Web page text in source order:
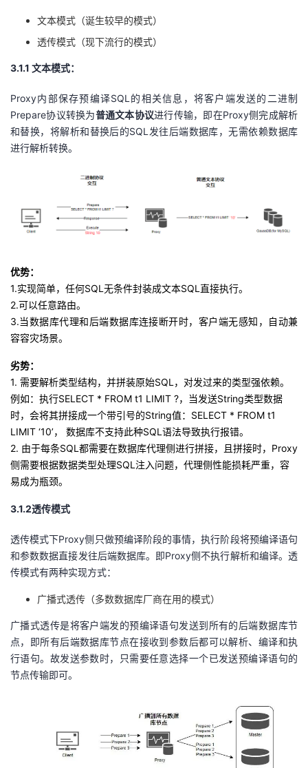
文本模式（诞生较早的模式）
透传模式（现下流行的模式）
3.1.1 文本模式：
Proxy内部保存预编译SQL 的相关信息，将客户端发送的二进制
Prepare协议转换为普通文本协议进行传输，即在Proxy侧完成解析
和替换，将解析和替换后的SQL 发往后端数据库，无需依赖数据库
进行解析转换。
优势：
1.实现简单，任何SQL 无条件封装成文本SQL 直接执行。
2.可以任意路由。
3.当数据库代理和后端数据库连接断开时，客户端无感知，自动兼
容容灾场景。
劣势：
1. 需要解析类型结构，并拼装原始SQL ，对发过来的类型强依赖。
例如：执行SELECT * FROM t1 LIMIT ?，当发送String类型数据
时，会将其拼接成一个带引号的String值： SELECT * FROM t1
LIMIT ‘10’， 数据库不支持此种SQL 语法导致执行报错。
2. 由于每条SQL 都需要在数据库代理侧进行拼接，且拼接时， Proxy
侧需要根据数据类型处理SQL 注入问题，代理侧性能损耗严重，容
易成为瓶颈。
3.1.2透传模式
透传模式下Proxy侧只做预编译阶段的事情，执行阶段将预编译语句
和参数数据直接发往后端数据库。即Proxy侧不执行解析和编译。透
传模式有两种实现方式：
广播式透传（多数数据库厂商在用的模式）
广播式透传是将客户端发的预编译语句发送到所有的后端数据库节
点，即所有后端数据库节点在接收到参数后都可以解析、编译和执
行语句。故发送参数时，只需要任意选择一个已发送预编译语句的
节点传输即可。